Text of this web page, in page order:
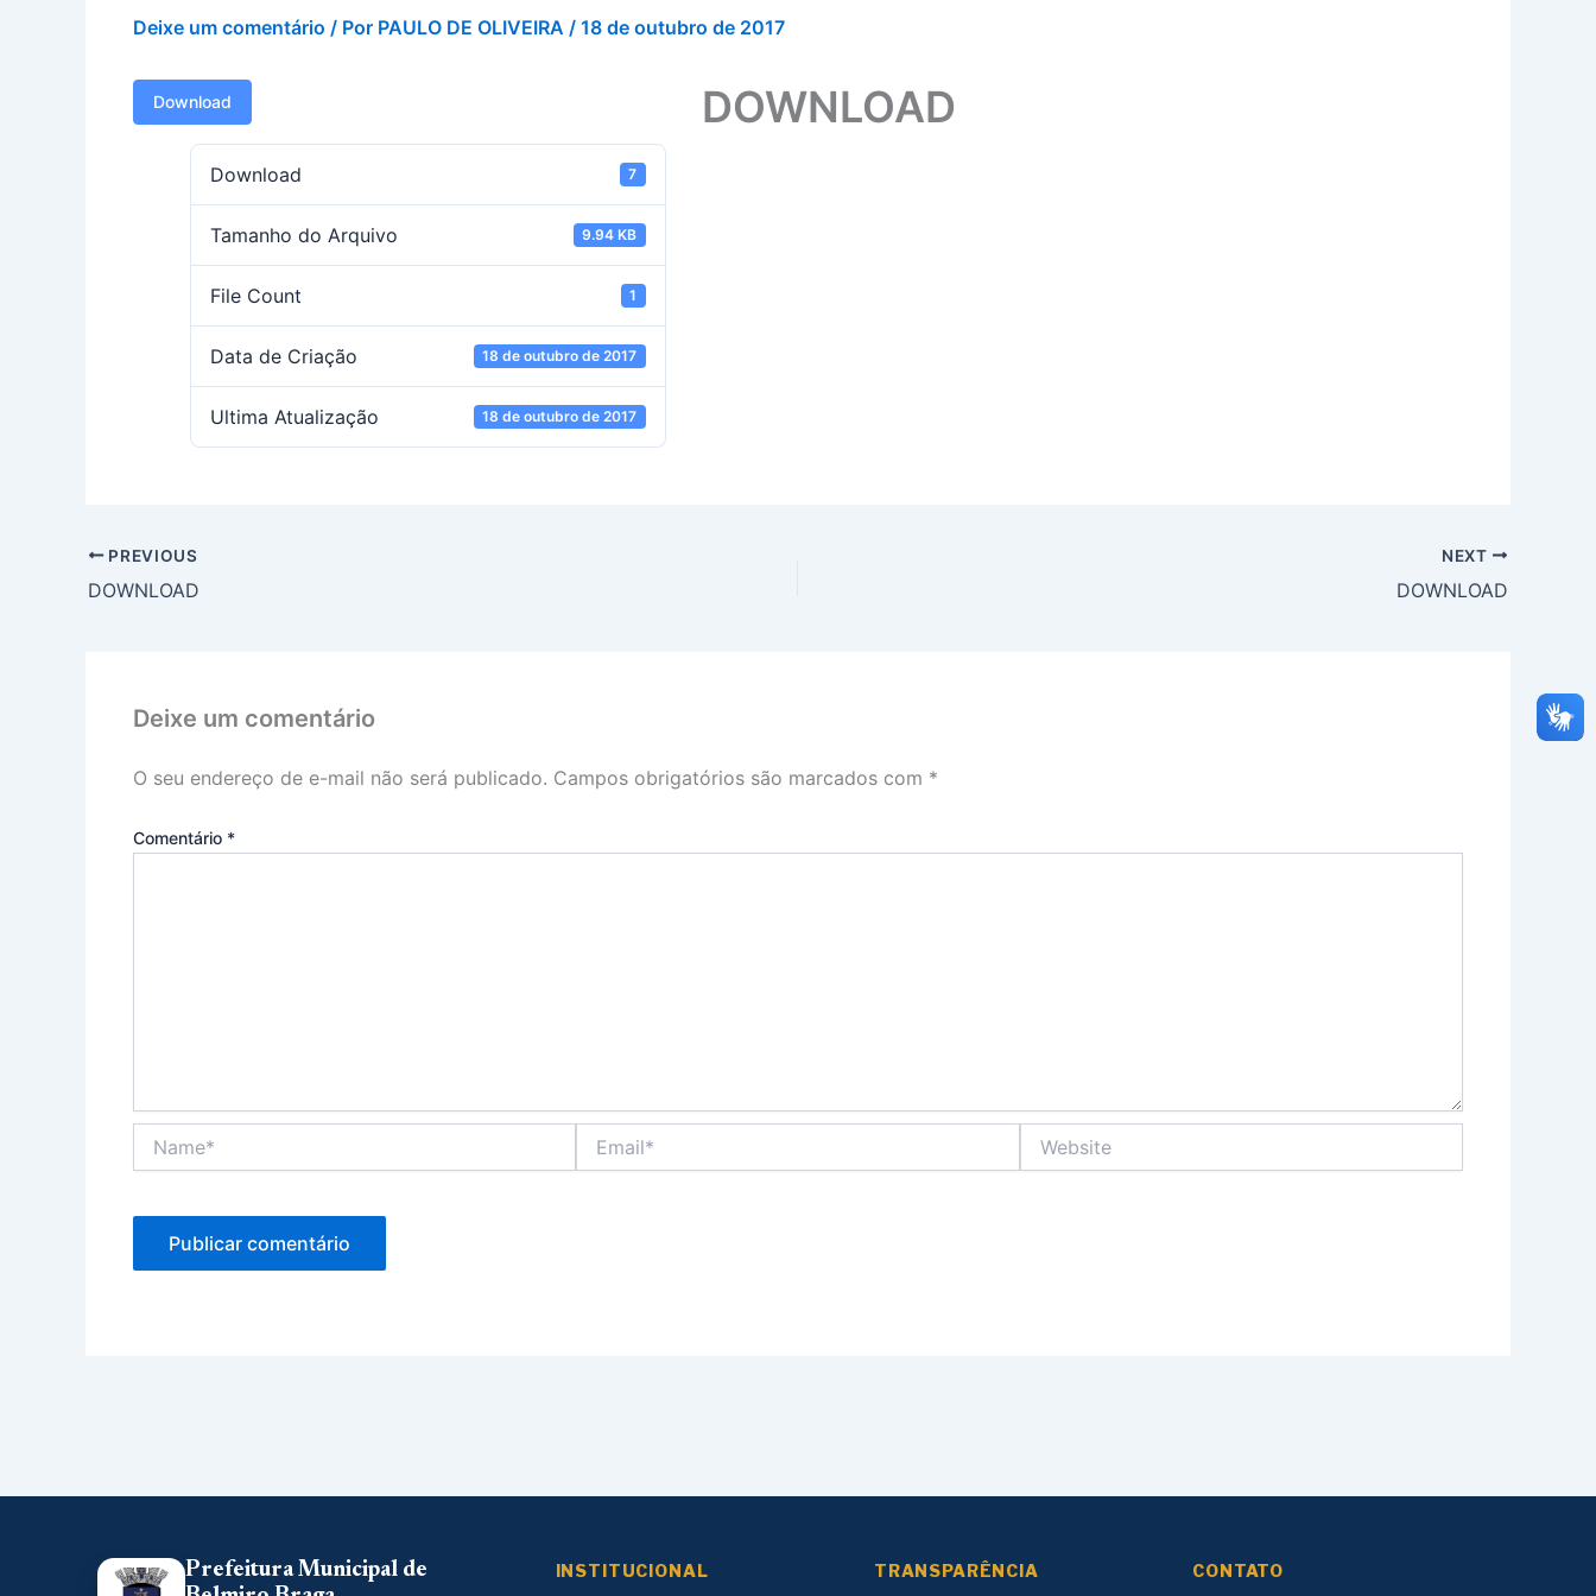
Deixe um comentário / Por PAULO DE OLIVEIRA / 18 de outubro de 2017
Download
Download 7
Tamanho do Arquivo 9.94 KB
File Count 1
Data de Criação 18 de outubro de 2017
Ultima Atualização 18 de outubro de 2017
DOWNLOAD
PREVIOUS
DOWNLOAD
NEXT
DOWNLOAD
Deixe um comentário
O seu endereço de e-mail não será publicado. Campos obrigatórios são marcados com *
Comentário *
Prefeitura Municipal de
INSTITUCIONAL TRANSPARÊNCIA CONTATO